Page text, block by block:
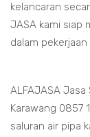
kelancaran
JASA kami siap
dalam
ALFAJASA
Karawang 0857
saluran air pipa